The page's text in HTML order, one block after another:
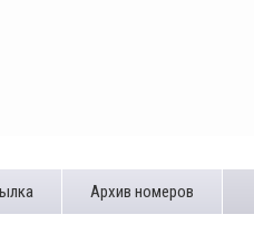
Архив номеров